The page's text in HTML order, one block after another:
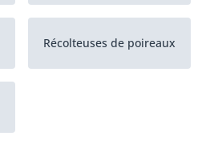
Récolteuses de poireaux